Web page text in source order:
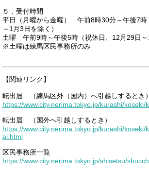
５．受付時間
平日（月曜から金曜） 午前8時30分～午後7時
～1月3日を除く）
土曜 午前9時～午後5時（祝休日、12月29日～
※土曜は練馬区民事務所のみ
【関連リンク】
転出届 （練馬区外（国内）へ引越しするとき）
https://www.city.nerima.tokyo.jp/kurashi/koseki/
転出届 （国外へ引越しするとき）
https://www.city.nerima.tokyo.jp/kurashi/koseki/
ai.html
区民事務所一覧
https://www.city.nerima.tokyo.jp/shisetsu/